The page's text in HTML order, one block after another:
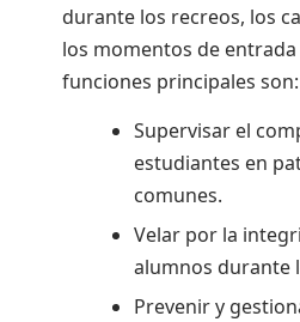
durante los recreos, los
los momentos de entrada
funciones principales son:
Supervisar el
estudiantes en
comunes.
Velar por la
alumnos durante
Prevenir y